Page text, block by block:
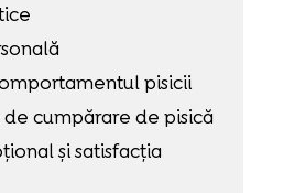
pisicii
cumpărare de pisică
și satisfacția